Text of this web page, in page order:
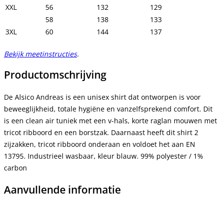
XXL
56 132
129
58
138
133
3XL
60 144 137
Bekijk meetinstructies.
Productomschrijving
De Alsico Andreas is een unisex shirt dat ontworpen is voor
beweeglijkheid, totale hygiëne en vanzelfsprekend comfort. Dit
is een clean air tuniek met een v-hals, korte raglan mouwen met
tricot ribboord en een borstzak. Daarnaast heeft dit shirt 2
zijzakken, tricot ribboord onderaan en voldoet het aan EN
13795. Industrieel wasbaar, kleur blauw. 99% polyester / 1%
carbon
Aanvullende informatie